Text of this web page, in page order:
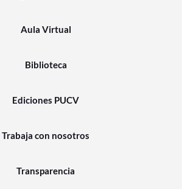
Aula Virtual
Biblioteca
Ediciones PUCV
Trabaja con nosotros
Transparencia